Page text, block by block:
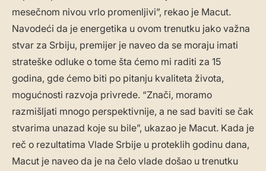
mesečnom nivou vrlo promenljivi”, rekao je Macut.
Navodeći da je energetika u ovom trenutku jako važna
stvar za Srbiju, premijer je naveo da se moraju imati
strateške odluke o tome šta ćemo mi raditi za 15
godina, gde ćemo biti po pitanju kvaliteta života,
mogućnosti razvoja privrede. “Znači, moramo
razmišljati mnogo perspektivnije, a ne sad baviti se čak
stvarima unazad koje su bile”, ukazao je Macut. Kada je
reč o rezultatima Vlade Srbije u proteklih godinu dana,
Macut je naveo da je na čelo vlade došao u trenutku